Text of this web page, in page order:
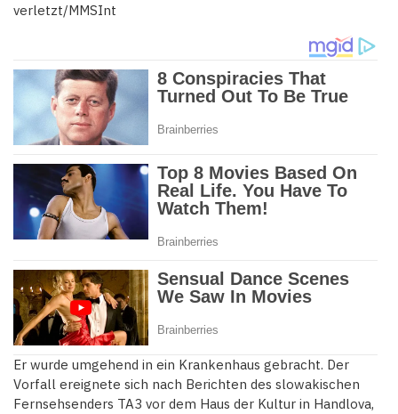
verletzt/MMSInt
Er wurde umgehend in ein Krankenhaus gebracht. Der
Vorfall ereignete sich nach Berichten des slowakischen
Fernsehsenders TA3 vor dem Haus der Kultur in Handlova,